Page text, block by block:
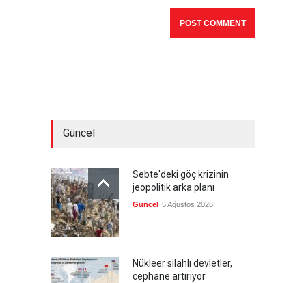
Güncel
Sebte'deki göç krizinin
jeopolitik arka planı
Güncel 5 Ağustos 2026
Nükleer silahlı devletler,
cephane artırıyor